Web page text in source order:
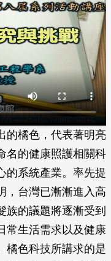
的橘色，代表著明亮
名的健康照護相關科
的系統產業。率先提
，台灣已漸漸進入高
族的議題將逐漸受到
常生活需求以及健康
橘色科技所講求的是